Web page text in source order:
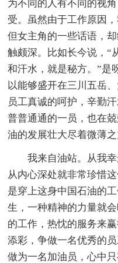
为不同的人有不同的视
受。虽然由于工作原因
但女主角的一些话语，
触颇深。比如长今说，“
和汗水，就是秘方。”是
以能够盛开在三川五岳
员工真诚的呵护，辛勤
普普通通的一员，也在
油的发展壮大尽着微薄之
我来自油站。从我
从内心深处就非常珍惜
是穿上这身中国石油的
生，一种精神的力量就
的工作，热忱的服务来
添彩，争做一名优秀的
做为一名加油员，心中